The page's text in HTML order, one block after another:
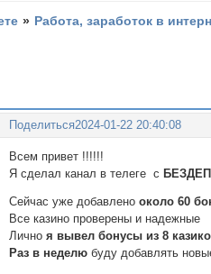
» Работа, заработок в
Поделиться2024-01-22 20:40:08
Всем привет !!!!!!
Я сделал канал в телеге с
Сейчас уже добавлено около 60
Все казино проверены и надежные
Лично я вывел бонусы из 8
Раз в неделюбуду добавлять